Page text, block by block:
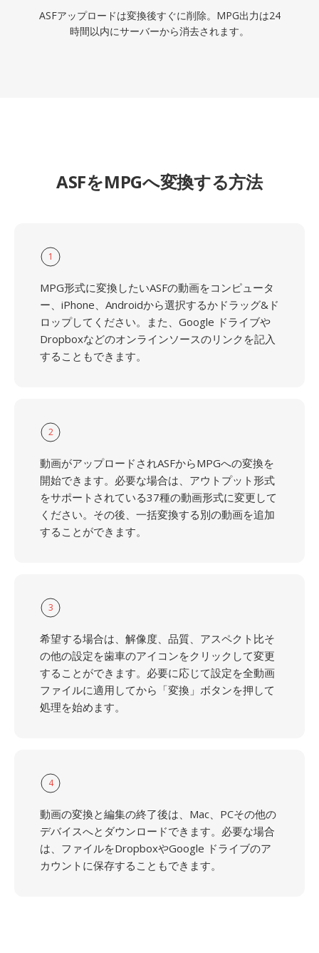
ASFアップロードは変換後すぐに削除。MPG出力は24
時間以内にサーバーから消去されます。
ASFをMPGへ変換する方法
1
MPG形式に変換したいASFの動画をコンピュータ
ー、iPhone、Androidから選択するかドラッグ&ド
ロップしてください。また、Google ドライブや
Dropboxなどのオンラインソースのリンクを記入
することもできます。
2
動画がアップロードされASFからMPGへの変換を
開始できます。必要な場合は、アウトプット形式
をサポートされている37種の動画形式に変更して
ください。その後、一括変換する別の動画を追加
することができます。
3
希望する場合は、解像度、品質、アスペクト比そ
の他の設定を歯車のアイコンをクリックして変更
することができます。必要に応じて設定を全動画
ファイルに適用してから「変換」ボタンを押して
処理を始めます。
4
動画の変換と編集の終了後は、Mac、PCその他の
デバイスへとダウンロードできます。必要な場合
は、ファイルをDropboxやGoogle ドライブのア
カウントに保存することもできます。